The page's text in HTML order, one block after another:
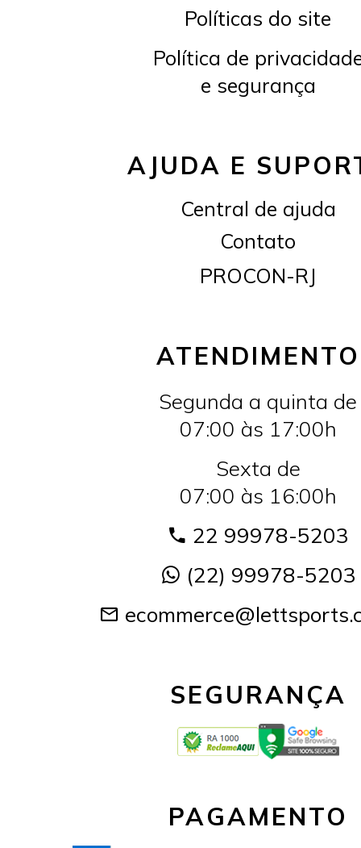
Políticas do site
Política de
e segurança
AJUDA E
Central de ajuda
Contato
PROCON-RJ
ATENDIMENTO
Segunda a quinta de
07:00 às 17:00h
Sexta de
07:00 às 16:00h
22 99978-5203
(22) 99978-5203
SEGURANÇA
PAGAMENTO